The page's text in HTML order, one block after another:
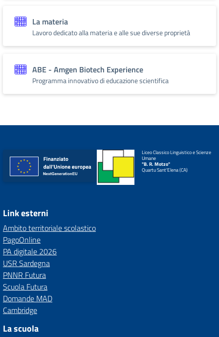
La materia
Lavoro dedicato alla materia e alle sue diverse proprietà
ABE - Amgen Biotech Experience
Programma innovativo di educazione scientifica
Liceo Classico Linguistico e Scienze
Umane
"B. R. Motzo"
Quartu Sant'Elena (CA)
Link esterni
Ambito territoriale scolastico
PagoOnline
PA digitale 2026
USR Sardegna
PNNR Futura
Scuola Futura
Domande MAD
Cambridge
La scuola